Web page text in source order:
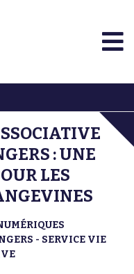
: UNE
LES
- SERVICE VIE